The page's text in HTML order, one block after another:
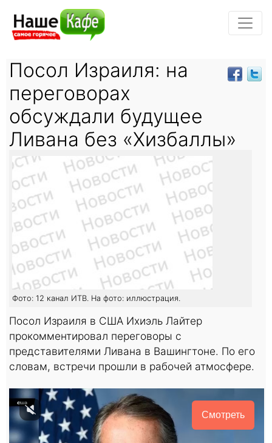
Посол Израиля: на
переговорах
обсуждали будущее
Ливана без «Хизбаллы»
Фото: 12 канал ИТВ. На фото: иллюстрация.
Посол Израиля в США Ихиэль Лайтер
прокомментировал переговоры с
представителями Ливана в Вашингтоне. По его
словам, встречи прошли в рабочей атмосфере.
Смотреть